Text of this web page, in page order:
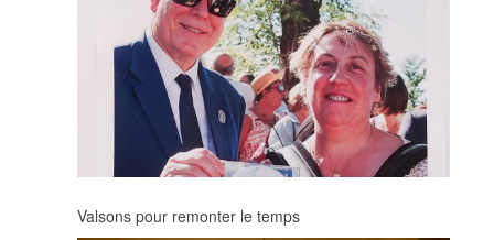
Valsons pour remonter le temps